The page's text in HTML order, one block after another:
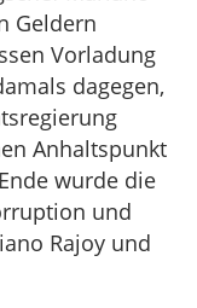
Geldern
Vorladung
dagegen,
Anhaltspunkt
wurde die
und
Rajoy und